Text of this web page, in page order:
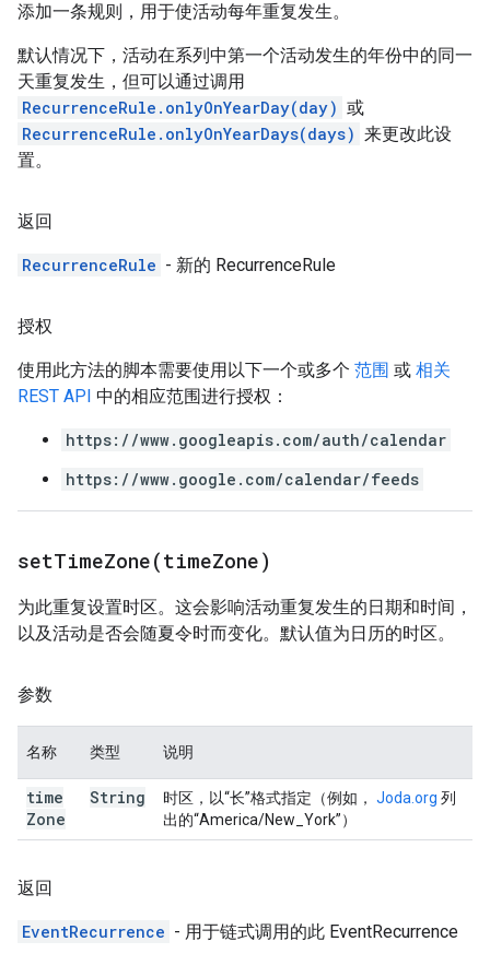
添加一条规则，用于使活动每年重复发生。
默认情况下，活动在系列中第一个活动发生的年份中的同一
天重复发生，但可以通过调用
RecurrenceRule.onlyOnYearDay(day) 或
RecurrenceRule.onlyOnYearDays(days) 来更改此设
置。
返回
RecurrenceRule - 新的 RecurrenceRule
授权
使用此方法的脚本需要使用以下一个或多个 范围 或 相关
REST API 中的相应范围进行授权：
https://www.googleapis.com/auth/calendar
https://www.google.com/calendar/feeds
setTimeZone(timeZone)
为此重复设置时区。这会影响活动重复发生的日期和时间，
以及活动是否会随夏令时而变化。默认值为日历的时区。
参数
名称 类型 说明
time
Zone
String 时区，以“长”格式指定（例如， Joda.org 列
出的“America/New_York”）
返回
EventRecurrence - 用于链式调用的此 EventRecurrence